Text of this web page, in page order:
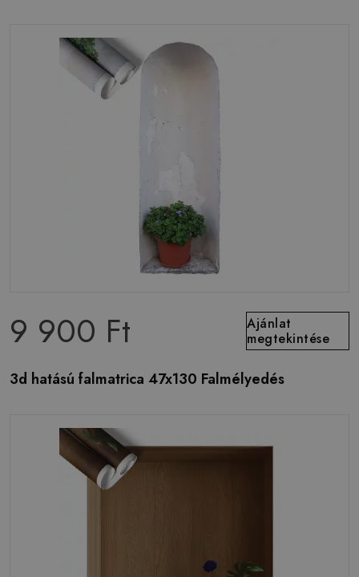
9 900 Ft
Ajánlat
megtekintése
3d hatású falmatrica 47x130 Falmélyedés